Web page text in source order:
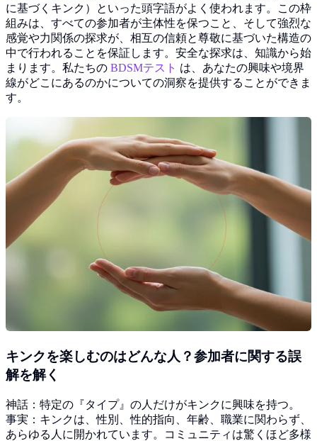
に基づくキンク）といった頭字語がよく使われます。この枠
組みは、すべての参加者が主体性を保つこと、そして強烈な
感覚や力関係の探求が、相互の信頼と尊敬に基づいた構造の
中で行われることを保証します。安全な探求は、知識から始
まります。私たちの BDSMテスト は、あなたの興味や境界
線がどこにあるのかについての洞察を提供することができま
す。
キンクを楽しむのはどんな人？参加者に関する誤
解を解く
神話：特定の『タイプ』の人だけがキンクに興味を持つ。
事実：キンクは、性別、性的指向、年齢、職業に関わらず、
あらゆる人に開かれています。コミュニティは驚くほど多様